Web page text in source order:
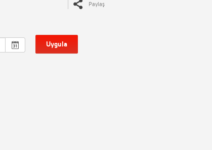
Paylaş
Uygula